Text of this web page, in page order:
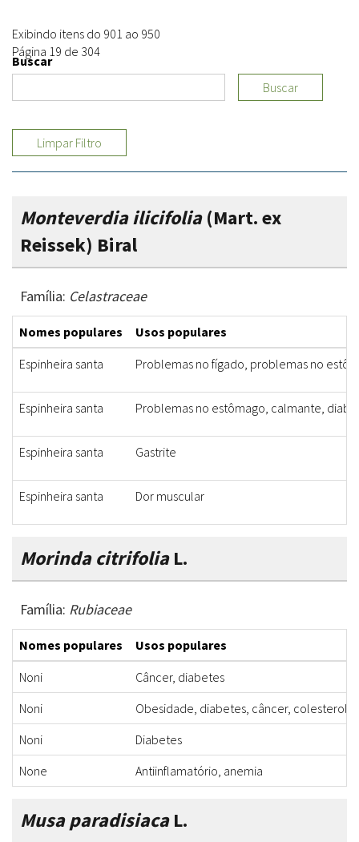
Exibindo itens do 901 ao 950
Página 19 de 304
Buscar
Buscar
Limpar Filtro
Monteverdia ilicifolia(Mart. ex
Reissek) Biral
Família: Celastraceae
Nomes populares
Usos populares
Espinheira santa
Problemas no fígado, problemas no
Espinheira santa Problemas no estômago, calmante,
Espinheira santa Gastrite
Espinheira santa Dor muscular
Morinda citrifoliaL.
Família: Rubiaceae
Nomes populares
Usos populares
Noni
Câncer, diabetes
Noni
Obesidade, diabetes, câncer, colesterol,
Noni
Diabetes
None
Antiinflamatório, anemia
Musa paradisiacaL.